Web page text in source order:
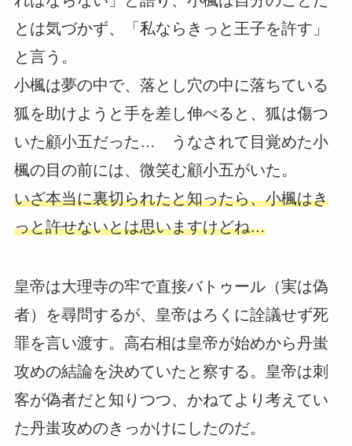
とは気づかず、「私ならきっと王子を許す」
と言う。
小楓は夢の中で、落とし穴の中に落ちている
狐を助けようと手を差し伸べると、狐は傷つ
いた顧小五だった… うなされて目覚めた小
楓の目の前には、微笑む顧小五がいた。
いざ本当に裏切られたと知ったら、小楓はき
っと許せないとは思いますけどね…
皇帝は大理寺の牢で直接バトゥール（実は偽
者）を尋問するが、皇帝はろくに詮議せず死
罪を言い渡す。高右相は皇帝が始めから丹蚩
攻めの結論を決めていたと察する。皇帝は刺
客が偽者だと知りつつ、かねてより考えてい
た丹蚩攻めのきっかけにしたのだ。